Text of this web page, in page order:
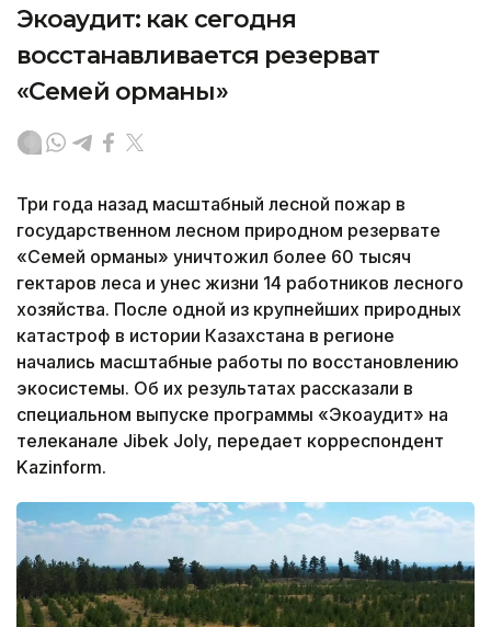
Экоаудит: как сегодня
восстанавливается резерват
«Семей орманы»
Три года назад масштабный лесной пожар в
государственном лесном природном резервате
«Семей орманы» уничтожил более 60 тысяч
гектаров леса и унес жизни 14 работников лесного
хозяйства. После одной из крупнейших природных
катастроф в истории Казахстана в регионе
начались масштабные работы по восстановлению
экосистемы. Об их результатах рассказали в
специальном выпуске программы «Экоаудит» на
телеканале Jibek Joly, передает корреспондент
Kazinform.